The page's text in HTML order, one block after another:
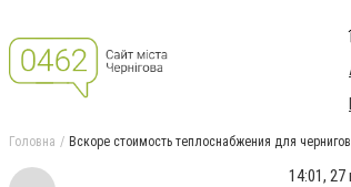
Головна Вскоре стоимость теплоснабжения для
14:01, 27